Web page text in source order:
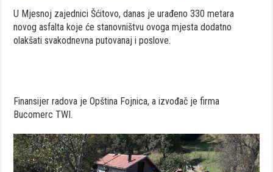
U Mjesnoj zajednici Šćitovo, danas je urađeno 330 metara
novog asfalta koje će stanovništvu ovoga mjesta dodatno
olakšati svakodnevna putovanaj i poslove.
Finansijer radova je Opština Fojnica, a izvođač je firma
Bucomerc TWI.